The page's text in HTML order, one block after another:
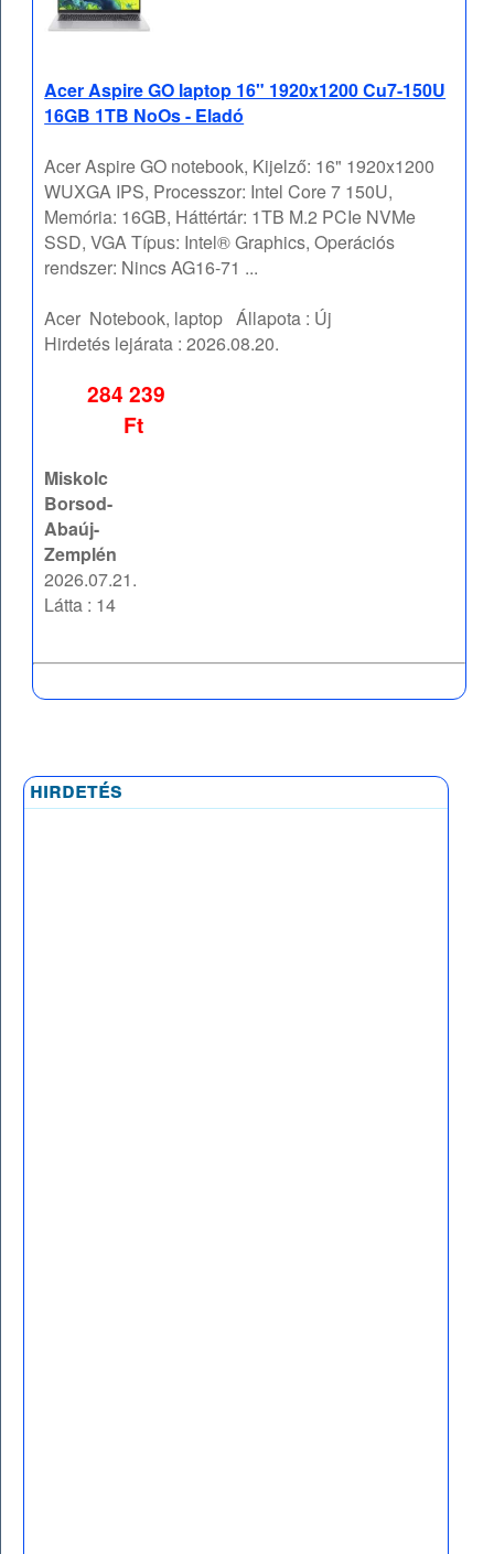
Acer Aspire GO laptop 16" 1920x1200 Cu7-150U
16GB 1TB NoOs - Eladó
Acer Aspire GO notebook, Kijelző: 16" 1920x1200
WUXGA IPS, Processzor: Intel Core 7 150U,
Memória: 16GB, Háttértár: 1TB M.2 PCIe NVMe
SSD, VGA Típus: Intel® Graphics, Operációs
rendszer: Nincs AG16-71 ...
Acer Notebook, laptop Állapota : Új
Hirdetés lejárata :2026.08.20.
284 239
Ft
Miskolc
Borsod-
Abaúj-
Zemplén
2026.07.21.
Látta : 14
hirdetés